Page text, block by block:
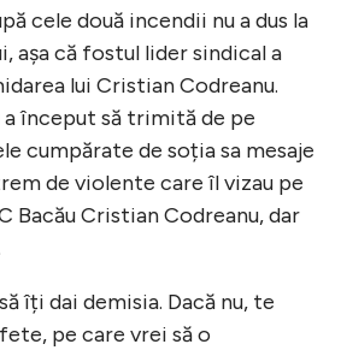
cele două incendii nu a dus la
așa că fostul lider sindical a
lui Cristian Codreanu.
a început să trimită de pe
cumpărate de soția sa mesaje
de violente care îl vizau pe
Bacău Cristian Codreanu, dar
îți dai demisia. Dacă nu, te
pe care vrei să o